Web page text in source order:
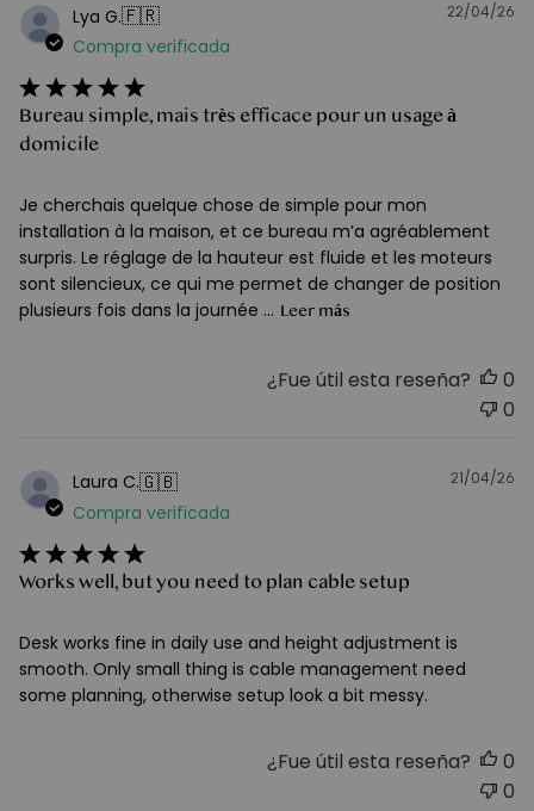
Lya G.🇫🇷
Compra verificada
Bureau simple, mais très efficace pour un usage à
domicile
Je cherchais quelque chose de simple pour mon
installation à la maison, et ce bureau m’a agréablement
surpris. Le réglage de la hauteur est fluide et les moteurs
sont silencieux, ce qui me permet de changer de position
plusieurs fois dans la journée ... Leer más
22/04/26
¿Fue útil esta reseña?
0
0
Laura C.🇬🇧
Compra verificada
Works well, but you need to plan cable setup
Desk works fine in daily use and height adjustment is
smooth. Only small thing is cable management need
some planning, otherwise setup look a bit messy.
21/04/26
¿Fue útil esta reseña?
0
0